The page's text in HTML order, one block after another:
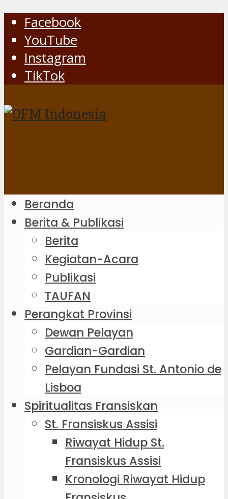
Facebook
YouTube
Instagram
TikTok
Beranda
Berita & Publikasi
Berita
Kegiatan-Acara
Publikasi
TAUFAN
Perangkat Provinsi
Dewan Pelayan
Gardian-Gardian
Pelayan Fundasi St. Antonio de
Lisboa
Spiritualitas Fransiskan
St. Fransiskus Assisi
Riwayat Hidup St.
Fransiskus Assisi
Kronologi Riwayat Hidup